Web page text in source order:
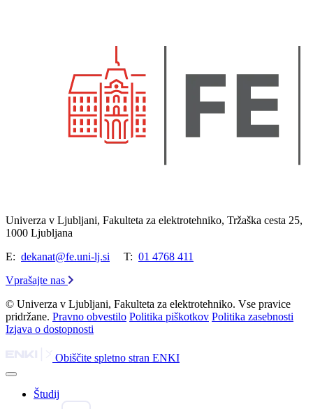
Univerza v Ljubljani, Fakulteta za elektrotehniko, Tržaška cesta 25,
1000 Ljubljana
E: dekanat@fe.uni-lj.si T: 01 4768 411
Vprašajte nas
© Univerza v Ljubljani, Fakulteta za elektrotehniko. Vse pravice
pridržane. Pravno obvestilo Politika piškotkov Politika zasebnosti
Izjava o dostopnosti
Obiščite spletno stran ENKI
Študij